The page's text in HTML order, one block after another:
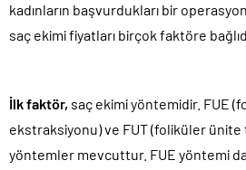
kadınların başvurdukları bir
saç ekimi fiyatları birçok faktöre
İlk faktör, saç ekimi yöntemidir. FUE
ekstraksiyonu) ve FUT (foliküler
yöntemler mevcuttur. FUE yöntemi